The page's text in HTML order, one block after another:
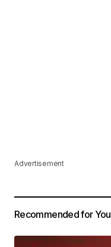
Advertisement
Recommended for You